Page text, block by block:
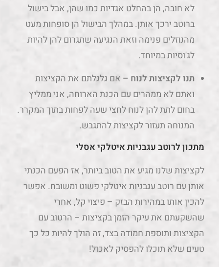
לא חובה, הן בהחלט אגדיות כמו שהן, אבל בישול
ברוטב ירכך אותן. במהלך הבישול הן סופחות מעט
מהנוזלים פנימה וזאת הנגיעה שתגרום להן להיות
לג'וסיות במיוחד.
תנו לקציצות לנוח – אם גלגלתם את הקציצות
ואתם לא ממהרים עם הכנת הארוחה, אני ממליץ
בחום לתת להן לנוח לחצי שעה לפחות בתוך המקרר.
המנוחה תעזור לקציצות להתגבש.
מתכון לרוטב עגבניות איטלקי אסלי
לקציצות שלנו מגיע את הטוב ביותר, אז הפעם הכנתי
אותן עם רוטב עגבניות איטלקי פשוט ומשובח. אפשר
להכין אותו במהירות הבזק – פיצוי קל, אחרי
שהשקעתם את עיקר הזמן בקציצות – הרטוב עם
הקציצות ותוספת חמודה בצד, זה הולך להיות כל כך
טעים שלא תוכלו להפסיק לאכול!